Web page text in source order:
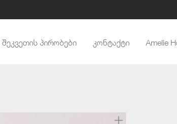
შეკვეთის პირობები კონტაქტი Amelie